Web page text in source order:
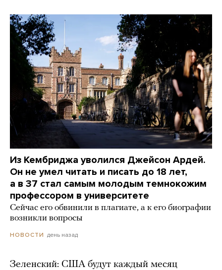
Из Кембриджа уволился Джейсон Ардей.
Он не умел читать и писать до 18 лет,
а в 37 стал самым молодым темнокожим
профессором в университете
Сейчас его обвинили в плагиате, а к его биографии
возникли вопросы
НОВОСТИ день назад
Зеленский: США будут каждый месяц